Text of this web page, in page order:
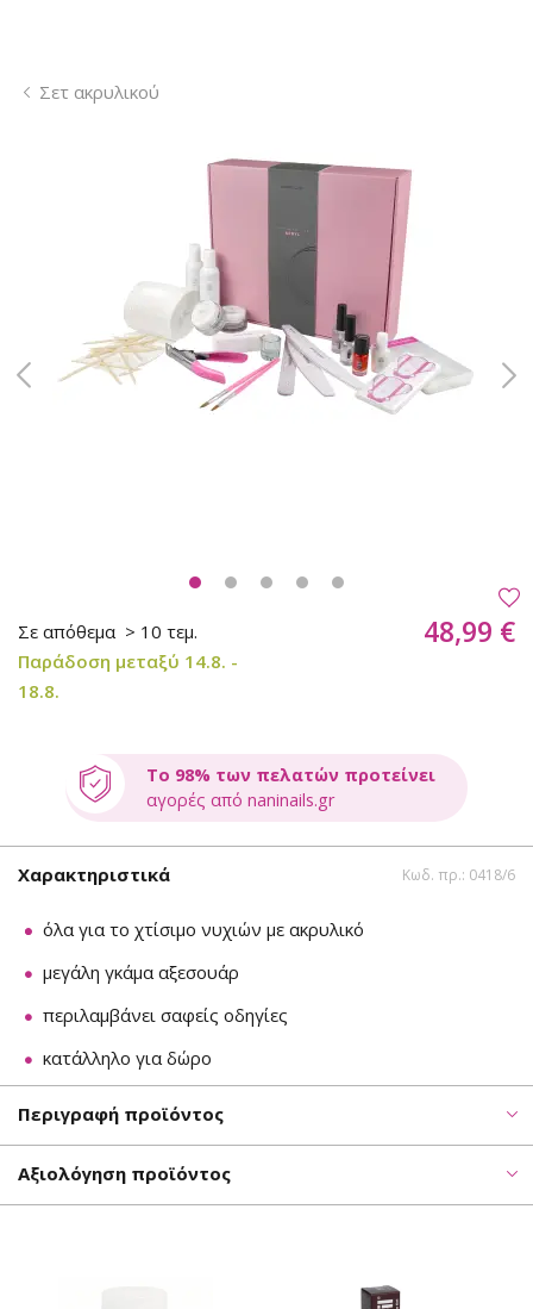
Σετ ακρυλικού
Σε απόθεμα > 10 τεμ.
Παράδοση μεταξύ 14.8. -
18.8.
48,99 €
Το 98% των πελατών προτείνει
αγορές από naninails.gr
Χαρακτηριστικά Κωδ. πρ.: 0418/6
όλα για το χτίσιμο νυχιών με ακρυλικό
μεγάλη γκάμα αξεσουάρ
περιλαμβάνει σαφείς οδηγίες
κατάλληλο για δώρο
Περιγραφή προϊόντος
Αξιολόγηση προϊόντος